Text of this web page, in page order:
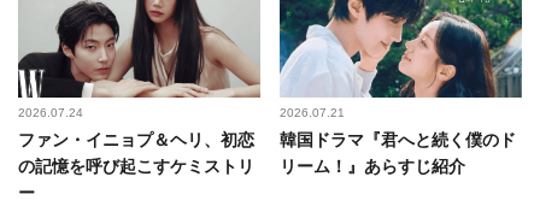
2026.07.24
ファン・イニョプ＆ヘリ、初恋
の記憶を呼び起こすケミストリ
ー
2026.07.21
韓国ドラマ『君へと続く僕のド
リーム！』あらすじ紹介